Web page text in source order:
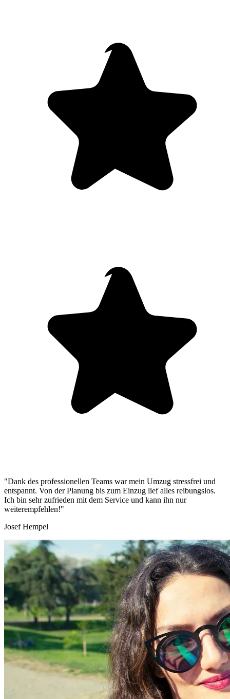
"Dank des professionellen Teams war mein Umzug stressfrei und
entspannt. Von der Planung bis zum Einzug lief alles reibungslos.
Ich bin sehr zufrieden mit dem Service und kann ihn nur
weiterempfehlen!"
Josef Hempel